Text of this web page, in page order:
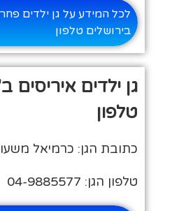
בירושלים טלפון
גן ילדים איריסים
טלפון
כתובת הגן: כרמיאל משעול
טלפון הגן: 04-9885577